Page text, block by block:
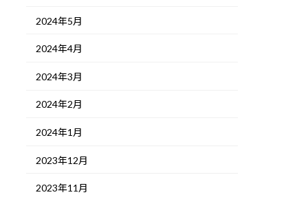
2024年5月
2024年4月
2024年3月
2024年2月
2024年1月
2023年12月
2023年11月